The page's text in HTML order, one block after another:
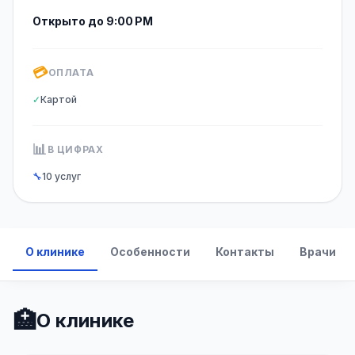
Открыто до 9:00 PM
💳ОПЛАТА
✓Картой
📊 В ЦИФРАХ
🔧10 услуг
О клинике Особенности Контакты Врачи
🏥О клинике